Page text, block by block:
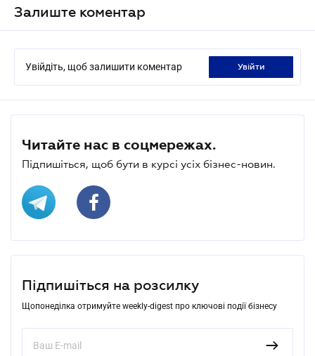
Залиште коментар
Увійдіть, щоб залишити коментар увійти
Читайте нас в соцмережах.
Підпишіться, щоб бути в курсі усіх бізнес-новин.
Підпишіться на розсилку
Щопонеділка отримуйте weekly-digest про ключові події бізнесу